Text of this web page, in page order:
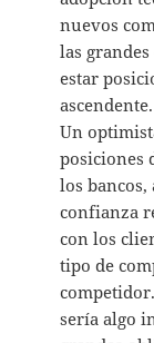
nuevos
las
estar
ascendente.
Un
posiciones
los bancos,
confianza
con los
tipo de
sería algo